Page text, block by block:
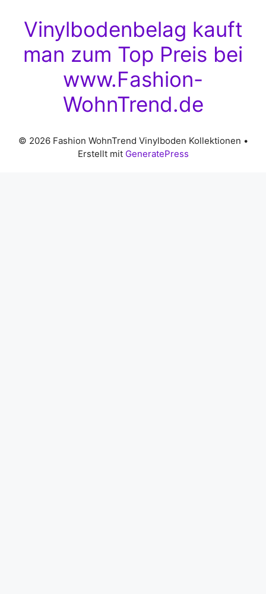
Vinylbodenbelag kauft
man zum Top Preis bei
www.Fashion-
WohnTrend.de
© 2026 Fashion WohnTrend Vinylboden Kollektionen •
Erstellt mit GeneratePress